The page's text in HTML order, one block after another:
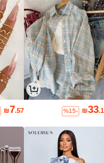
₪33
%15-
₪7.57